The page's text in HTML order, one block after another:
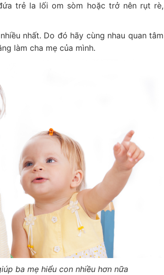
trẻ la lối om sòm hoặc trở nên rụt rè,
nhất. Do đó hãy cùng nhau quan tâm
làm cha mẹ của mình.
ba mẹ hiểu con nhiều hơn nữa